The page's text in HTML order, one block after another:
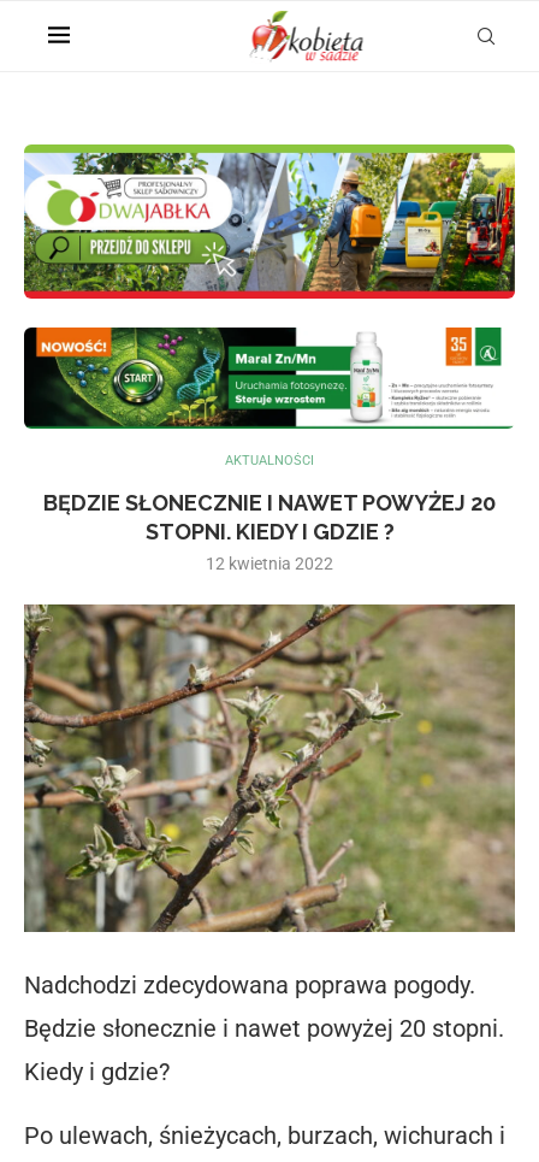
AKTUALNOŚCI
BĘDZIE SŁONECZNIE I NAWET POWYŻEJ 20
STOPNI. KIEDY I GDZIE ?
12 kwietnia 2022
Nadchodzi zdecydowana poprawa pogody.
Będzie słonecznie i nawet powyżej 20 stopni.
Kiedy i gdzie?
Po ulewach, śnieżycach, burzach, wichurach i